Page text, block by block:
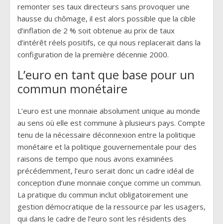
remonter ses taux directeurs sans provoquer une
hausse du chômage, il est alors possible que la cible
d’inflation de 2 % soit obtenue au prix de taux
d’intérêt réels positifs, ce qui nous replacerait dans la
configuration de la première décennie 2000.
L’euro en tant que base pour un
commun monétaire
L’euro est une monnaie absolument unique au monde
au sens où elle est commune à plusieurs pays. Compte
tenu de la nécessaire déconnexion entre la politique
monétaire et la politique gouvernementale pour des
raisons de tempo que nous avons examinées
précédemment, l’euro serait donc un cadre idéal de
conception d’une monnaie conçue comme un commun.
La pratique du commun inclut obligatoirement une
gestion démocratique de la ressource par les usagers,
qui dans le cadre de l’euro sont les résidents des